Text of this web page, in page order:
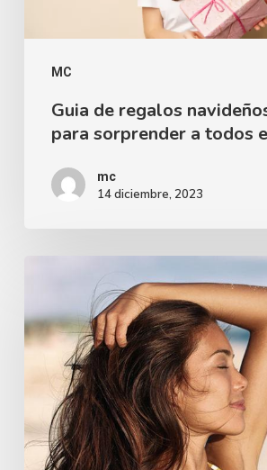
MC
Guia de regalos
para sorprender a todos
mc
14 diciembre, 2023